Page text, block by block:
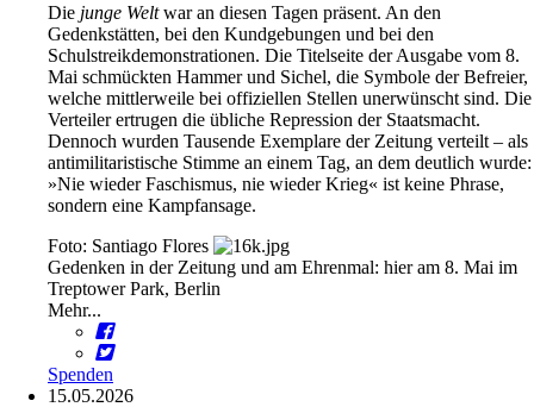
Die junge Weltwar an diesen Tagen präsent. An den
Gedenkstätten, bei den Kundgebungen und bei den
Schulstreikdemonstrationen. Die Titelseite der Ausgabe vom 8.
Mai schmückten Hammer und Sichel, die Symbole der Befreier,
welche mittlerweile bei offiziellen Stellen unerwünscht sind. Die
Verteiler ertrugen die übliche Repression der Staatsmacht.
Dennoch wurden Tausende Exemplare der Zeitung verteilt – als
antimilitaristische Stimme an einem Tag, an dem deutlich wurde:
»Nie wieder Faschismus, nie wieder Krieg« ist keine Phrase,
sondern eine Kampfansage.
Foto: Santiago Flores
Gedenken in der Zeitung und am Ehrenmal: hier am 8. Mai im
Treptower Park, Berlin
Mehr...
Spenden
15.05.2026